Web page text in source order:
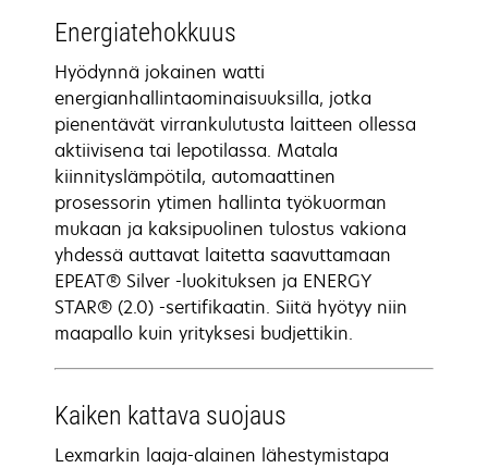
Energiatehokkuus
Hyödynnä jokainen watti
energianhallintaominaisuuksilla, jotka
pienentävät virrankulutusta laitteen ollessa
aktiivisena tai lepotilassa. Matala
kiinnityslämpötila, automaattinen
prosessorin ytimen hallinta työkuorman
mukaan ja kaksipuolinen tulostus vakiona
yhdessä auttavat laitetta saavuttamaan
EPEAT® Silver -luokituksen ja ENERGY
STAR® (2.0) -sertifikaatin. Siitä hyötyy niin
maapallo kuin yrityksesi budjettikin.
Kaiken kattava suojaus
Lexmarkin laaja-alainen lähestymistapa